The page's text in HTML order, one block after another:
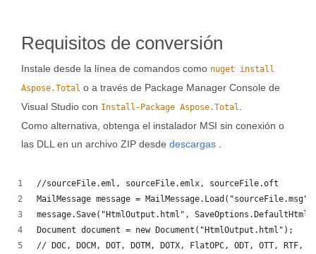
Requisitos de conversión
Instale desde la línea de comandos como nuget install
Aspose.Total o a través de Package Manager Console de
Visual Studio con Install-Package Aspose.Total
Como alternativa, obtenga el instalador MSI sin conexión o
las DLL en un archivo ZIP desde descargas
//sourceFile.eml, sourceFile.emlx, sourceFile.oft
MailMessage message =
message.Save("HtmlOutput.html",
Document document = new Document("HtmlOutput.html");
// DOC, DOCM, DOT, DOTM, DOTX, FlatOPC, ODT, OTT, RTF,